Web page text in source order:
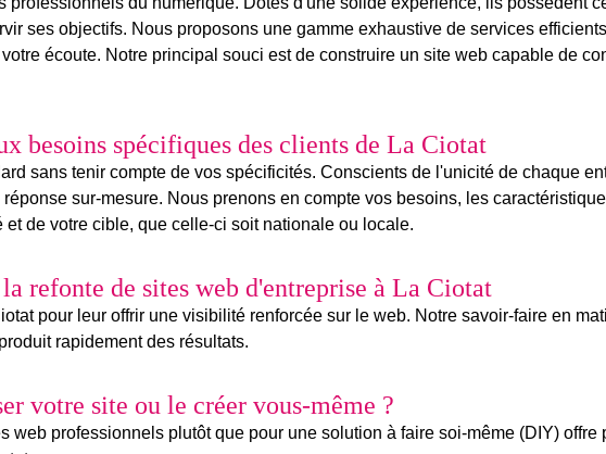
ses objectifs. Nous proposons une gamme exhaustive de services
écoute. Notre principal souci est de construire un site web capable de
besoins spécifiques des clients de La Ciotat
sans tenir compte de vos spécificités. Conscients de l'unicité de chaque
sur-mesure. Nous prenons en compte vos besoins, les
et de votre cible, que celle-ci soit nationale ou locale.
refonte de sites web d'entreprise à La Ciotat
pour leur offrir une visibilité renforcée sur le web. Notre savoir-faire en
rapidement des résultats.
votre site ou le créer vous-même ?
professionnels plutôt que pour une solution à faire soi-même (DIY) offre